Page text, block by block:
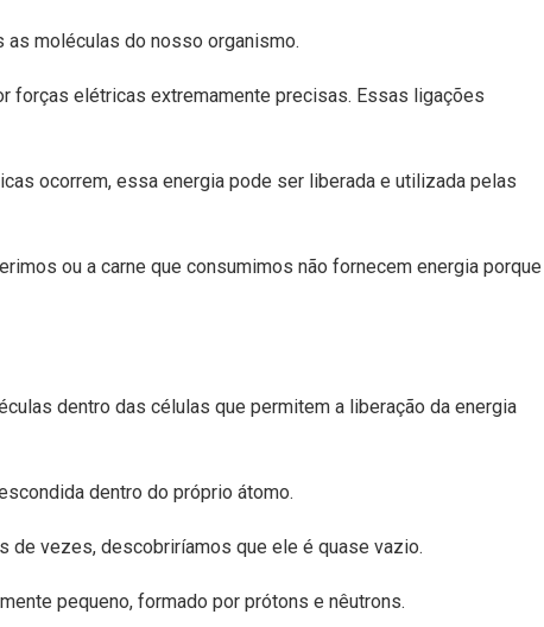
moléculas do nosso organismo.
forças elétricas extremamente precisas. Essas ligações
ocorrem, essa energia pode ser liberada e utilizada pelas
ou a carne que consumimos não fornecem energia porque
dentro das células que permitem a liberação da energia
dentro do próprio átomo.
de vezes, descobriríamos que ele é quase vazio.
pequeno, formado por prótons e nêutrons.